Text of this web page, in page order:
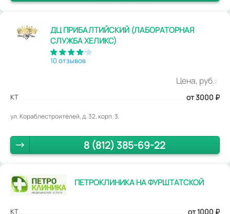
ДЦ ПРИБАЛТИЙСКИЙ (ЛАБОРАТОРНАЯ
СЛУЖБА ХЕЛИКС)
10 отзывов
Цена, руб.:
КТ от 3000 ₽
ул. Кораблестроителей, д. 32, корп. 3.
8 (812) 385-69-22
ПЕТРОКЛИНИКА НА ФУРШТАТСКОЙ
КТ от 1000 ₽